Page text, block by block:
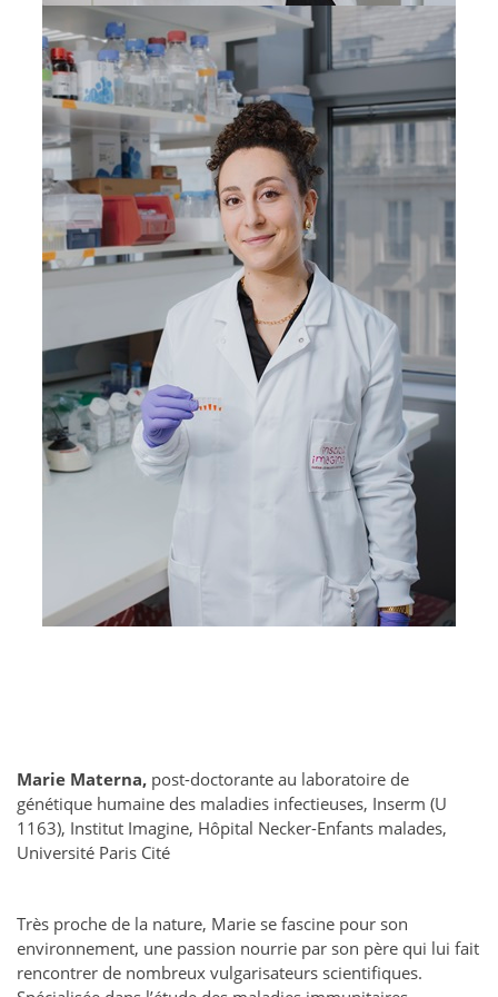
Marie Materna, post-doctorante au laboratoire de
génétique humaine des maladies infectieuses, Inserm (U
1163), Institut Imagine, Hôpital Necker-Enfants malades,
Université Paris Cité
Très proche de la nature, Marie se fascine pour son
environnement, une passion nourrie par son père qui lui fait
rencontrer de nombreux vulgarisateurs scientifiques.